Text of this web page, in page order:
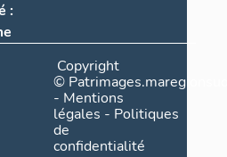
:
Copyright
©
- Mentions
légales - Politiques
de
confidentialité